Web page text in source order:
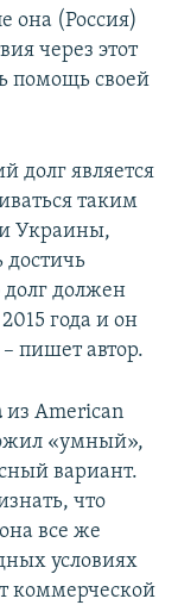
она (Россия)
через этот
помощь своей
долг является
таким
Украины,
достичь
долг должен
года и он
пишет автор.
из American
«умный»,
вариант.
что
все же
условиях
коммерческой